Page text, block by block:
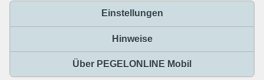
Einstellungen
Hinweise
Über PEGELONLINE Mobil